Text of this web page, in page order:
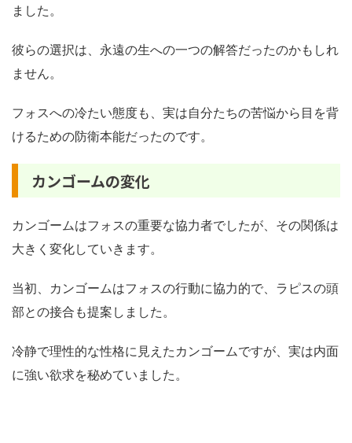
ました。
彼らの選択は、永遠の生への一つの解答だったのかもしれ
ません。
フォスへの冷たい態度も、実は自分たちの苦悩から目を背
けるための防衛本能だったのです。
カンゴームの変化
カンゴームはフォスの重要な協力者でしたが、その関係は
大きく変化していきます。
当初、カンゴームはフォスの行動に協力的で、ラピスの頭
部との接合も提案しました。
冷静で理性的な性格に見えたカンゴームですが、実は内面
に強い欲求を秘めていました。